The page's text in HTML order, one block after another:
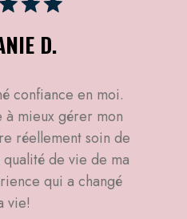
D.
confiance en moi.
mieux gérer mon
réellement soin de
de vie de ma
qui a changé
vie!